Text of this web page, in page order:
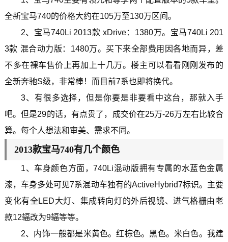
全新宝马740的价格大约在105万至130万区间。
2、宝马740Li 2013款 xDrive：1380万。宝马740Li 201
3款 混合动力版：1480万。买下来全部费用因各地而异，差
不多在裸车售价上再加上十几万。楼主可以看看刚刚发布的
全新奔驰S级，非常棒！而目前7系也即将换代。
3、有很多选择，但是你要是非要看中这台，那就入手
吧。但是29的话，有点贵了，成交价在25万-26万左右比较合
算。每个人想法和审美、需求不同。
2013款宝马740有几个颜色
1、车身颜色方面，740Li混动版拥有专属的水蓝色金属
漆，车身多处可见7系混动车独有的ActiveHybrid7标识。主要
变化有全LED大灯、集成转向灯的外后视镜、进气格栅由老
款12辐改为9辐等等。
2、内饰一般都是米黄色。红棕色。黑色。米白色。我建